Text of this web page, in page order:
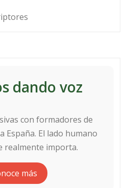
dando voz
con formadores de
España. El lado humano
realmente importa.
más